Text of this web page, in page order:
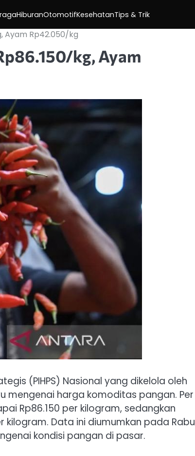
HiburanOtomotifKesehatanTips & Trik
Ayam Rp42.050/kg
kg, Ayam
(PIHPS) Nasional yang dikelola oleh
mengenai harga komoditas pangan. Per
Rp86.150 per kilogram, sedangkan
Data ini diumumkan pada Rabu
kondisi pangan di pasar.